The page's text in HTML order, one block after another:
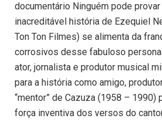
documentário Ninguém pode
inacreditável história de Ezequiel
Ton Ton Filmes) se alimenta da
corrosivos desse fabuloso
ator, jornalista e produtor musical
para a história como amigo,
“mentor” de Cazuza (1958 – 1990)
força inventiva dos versos do